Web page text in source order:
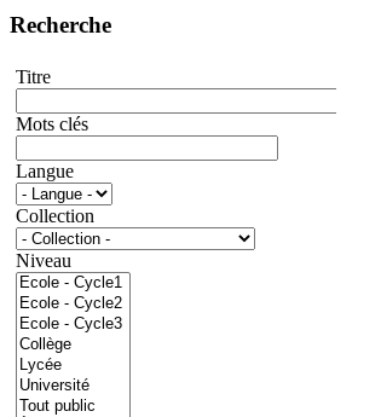
Recherche
Titre
Mots clés
Langue
Collection
Niveau